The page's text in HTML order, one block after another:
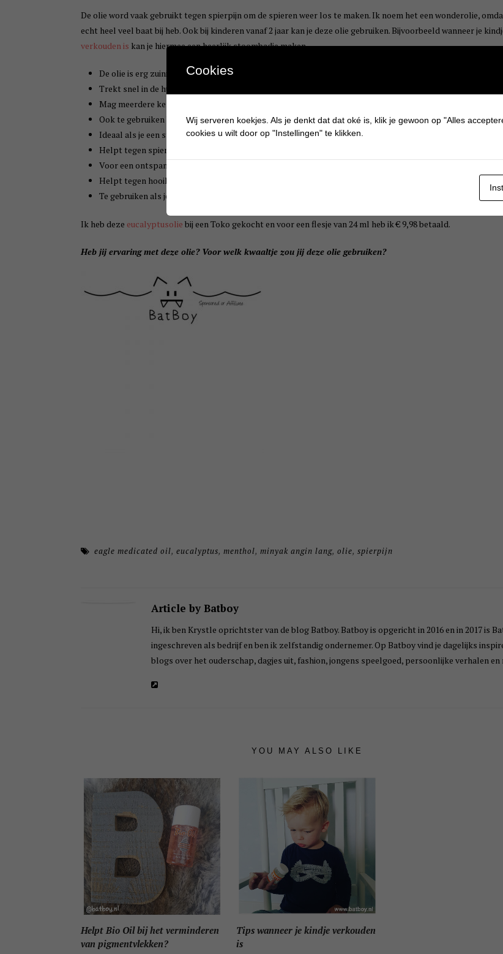
De olie word vaak gebruikt tegen spierpijn om de spieren weer los te maken. Ik noem het een wonderolie,
echt heel veel baat bij heb. Ook bij kinderen vanaf 2 jaar kan je deze olie gebruiken. Bijvoorbeeld wanneer je
verkouden is kan je hiermee een heerlijk stoombadje maken.
De olie is erg zuinig in gebruik.
Trekt snel in de huid.
Mag meerdere keren per dag worden gebruikt.
Ook te gebruiken bij kinderen vanaf 2 jaar.
Ideaal als je een stoombadje wilt maken.
Helpt tegen spier-, buik-, hoofdpijn.
Voor een ontspannen moment in bad.
Helpt tegen hooikoorts.
Te gebruiken als je muggenbulten hebt.
Ik heb deze eucalyptusolie bij een Toko gekocht en voor een flesje van 24 ml heb ik € 9,98 betaald.
Heb jij ervaring met deze olie? Voor welk kwaaltje zou jij deze olie gebruiken?
eagle medicated oil,eucalyptus,menthol,minyak angin lang,olie,spierpijn
Article by Batboy
Hi, ik ben Krystle oprichtster van de blog Batboy. Batboy is opgericht in 2016 en in 2017 is
ingeschreven als bedrijf en ben ik zelfstandig ondernemer. Op Batboy vind je dagelijks
blogs over het ouderschap, dagjes uit, fashion, jongens speelgoed, persoonlijke verhalen en
YOU MAY ALSO LIKE
Helpt Bio Oil bij het verminderen
van pigmentvlekken?
Tips wanneer je kindje verkouden
is
Cookies
Wij serveren koekjes. Als je denkt dat dat oké is, klik je gewoon op "Alles
cookies u wilt door op "Instellingen" te klikken.